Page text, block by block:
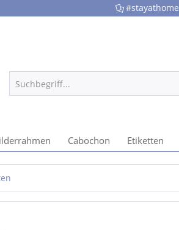
#stayathome
Cabochon Etiketten